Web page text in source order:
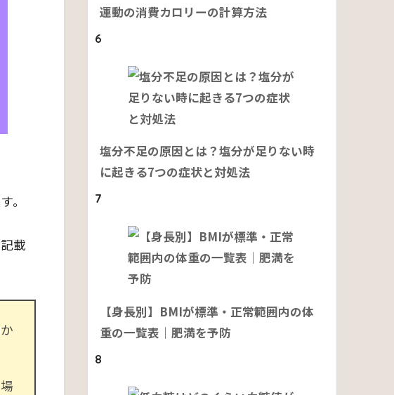
。
載
運動の消費カロリーの計算方法
6
塩分不足の原因とは？塩分が足りない時
に起きる7つの症状と対処法
7
【身長別】BMIが標準・正常範囲内の体
重の一覧表｜肥満を予防
8